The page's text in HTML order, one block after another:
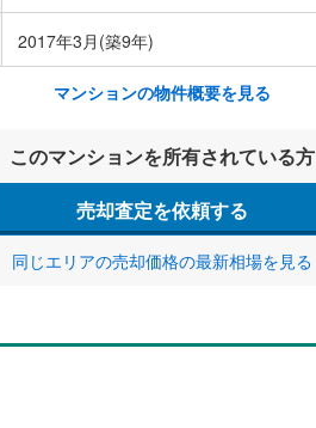
2017年3月(築9年)
マンションの物件概要を見る
このマンションを所有されている方
売却査定を依頼する
同じエリアの売却価格の最新相場を見る